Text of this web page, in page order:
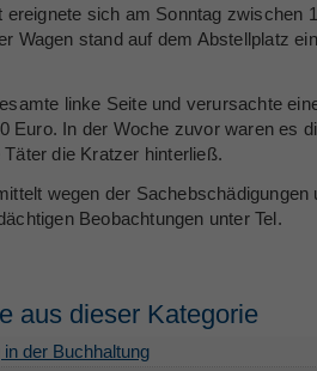
ereignete sich am Sonntag zwischen
Wagen stand auf dem Abstellplatz
linke Seite und verursachte
Euro. In der Woche zuvor waren es
die Kratzer hinterließ.
wegen der Sachebschädigungen
Beobachtungen unter Tel.
aus dieser Kategorie
der Buchhaltung